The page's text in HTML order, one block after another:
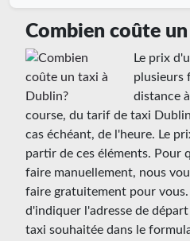
Combien coûte
Le prix
plusieurs
distance
course, du tarif de taxi
cas échéant, de l'heure. Le
partir de ces éléments. Pour
faire manuellement, nous
faire gratuitement pour
d'indiquer l'adresse de
taxi souhaitée dans le